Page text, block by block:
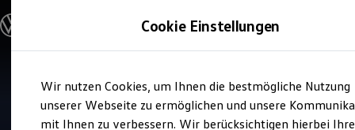
Hauptinhalt
springen
Footer
springen
Modelle & Konfigurator
Nutzfahrzeugkategorien entdecken
Modelle konfigurieren
Vorgängermodelle und Oldtimer
Vorgängermodelle
Oldtimer
Service
Autohaus Biller
Cookie Einstellungen
Wir nutzen Cookies, um Ihnen die bestmögliche Nutzung
unserer Webseite zu ermöglichen und unsere
mit Ihnen zu verbessern. Wir berücksichtigen hierbei Ihre